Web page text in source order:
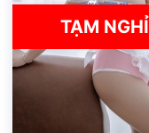
TẠM NGHỈ